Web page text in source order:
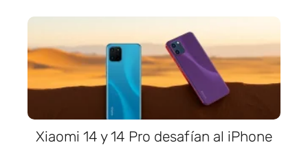
Xiaomi 14 y 14 Pro desafían al iPhone